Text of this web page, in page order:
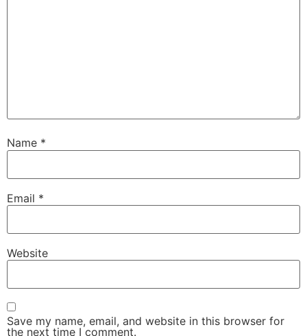
Name *
Email *
Website
Save my name, email, and website in this browser for
the next time I comment.